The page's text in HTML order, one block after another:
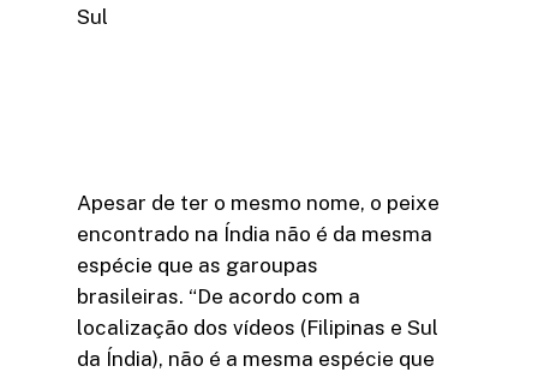
Sul
Apesar de ter o mesmo nome, o peixe
encontrado na Índia não é da mesma
espécie que as garoupas
brasileiras. “De acordo com a
localização dos vídeos (Filipinas e Sul
da Índia), não é a mesma espécie que